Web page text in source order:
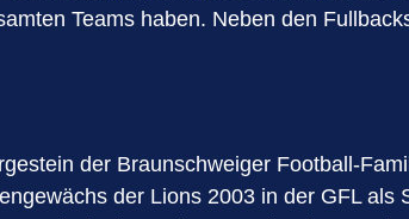
Teams haben. Neben den
der Braunschweiger Football-
der Lions 2003 in der GFL